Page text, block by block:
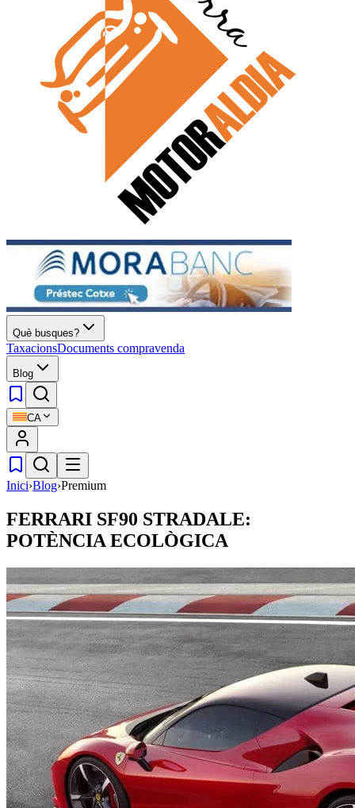
Què busques?
TaxacionsDocuments compravenda
Blog
CA
Inici›Blog›Premium
FERRARI SF90 STRADALE:
POTÈNCIA ECOLÒGICA